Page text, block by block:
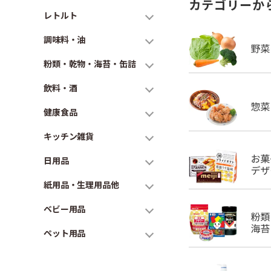
レトルト
調味料・油
粉類・乾物・海苔・缶詰
飲料・酒
健康食品
キッチン雑貨
日用品
紙用品・生理用品他
ベビー用品
ペット用品
カテゴリーか